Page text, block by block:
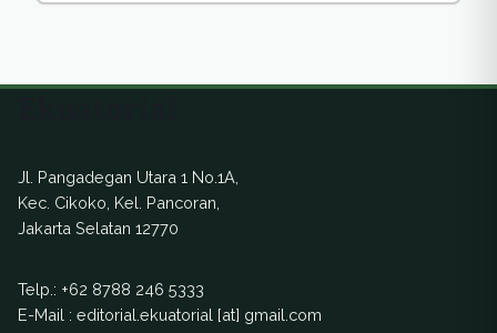
Jl. Pangadegan Utara 1 No.1A,
Kec. Cikoko, Kel. Pancoran,
Jakarta Selatan 12770
Telp.: +62 8788 246 5333
E-Mail : editorial.ekuatorial [at] gmail.com